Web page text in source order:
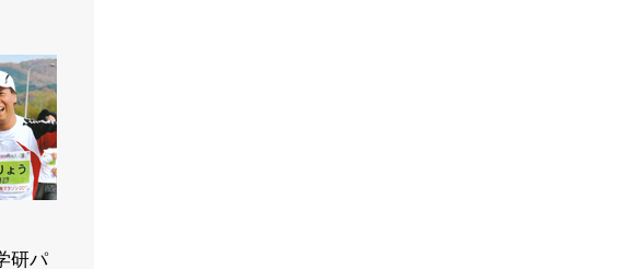
研パ